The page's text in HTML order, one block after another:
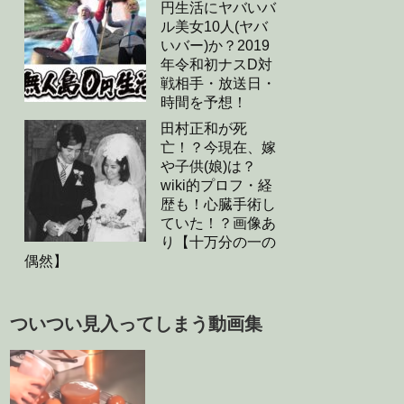
円生活にヤバいバ
ル美女10人(ヤバ
いバー)か？2019
年令和初ナスD対
戦相手・放送日・
時間を予想！
田村正和が死
亡！？今現在、嫁
や子供(娘)は？
wiki的プロフ・経
歴も！心臓手術し
ていた！？画像あ
り【十万分の一の
偶然】
ついつい見入ってしまう動画集